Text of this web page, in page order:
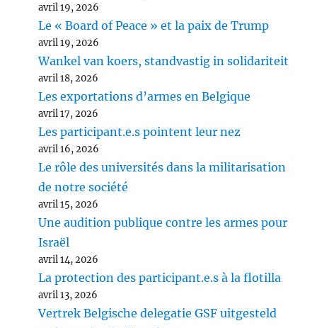
avril 19, 2026
Le « Board of Peace » et la paix de Trump
avril 19, 2026
Wankel van koers, standvastig in solidariteit
avril 18, 2026
Les exportations d’armes en Belgique
avril 17, 2026
Les participant.e.s pointent leur nez
avril 16, 2026
Le rôle des universités dans la militarisation
de notre société
avril 15, 2026
Une audition publique contre les armes pour
Israël
avril 14, 2026
La protection des participant.e.s à la flotilla
avril 13, 2026
Vertrek Belgische delegatie GSF uitgesteld